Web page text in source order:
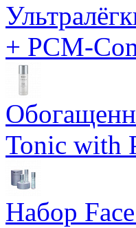
+ PCM-
Tonic with
Набор